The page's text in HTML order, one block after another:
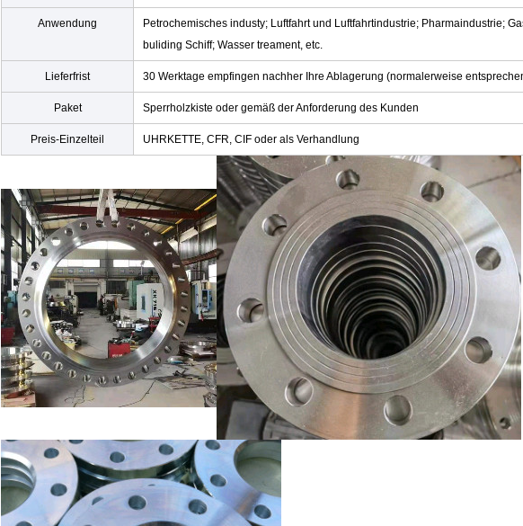
Anwendung
Petrochemisches industy; Luftfahrt und Luftfahrtindustrie; Pharmaindustrie;
buliding Schiff; Wasser treament, etc.
Lieferfrist 30 Werktage empfingen nachher Ihre Ablagerung (normalerweise
Paket Sperrholzkiste oder gemäß der Anforderung des Kunden
Preis-Einzelteil UHRKETTE, CFR, CIF oder als Verhandlung